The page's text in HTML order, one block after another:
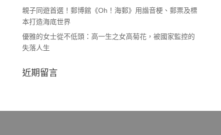
親子同遊首選！郵博館《Oh！海郵》用諧音梗、郵票及標
本打造海底世界
優雅的女士從不低頭：高一生之女高菊花，被國家監控的
失落人生
近期留言